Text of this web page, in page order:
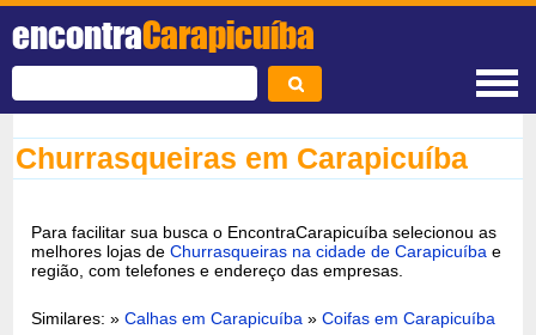
encontraCarapicuíba
Churrasqueiras em Carapicuíba
Para facilitar sua busca o EncontraCarapicuíba selecionou as
melhores lojas deChurrasqueiras na cidade de Carapicuíba e
região, com telefones e endereço das empresas.
Similares: »Calhas em Carapicuíba »Coifas em Carapicuíba